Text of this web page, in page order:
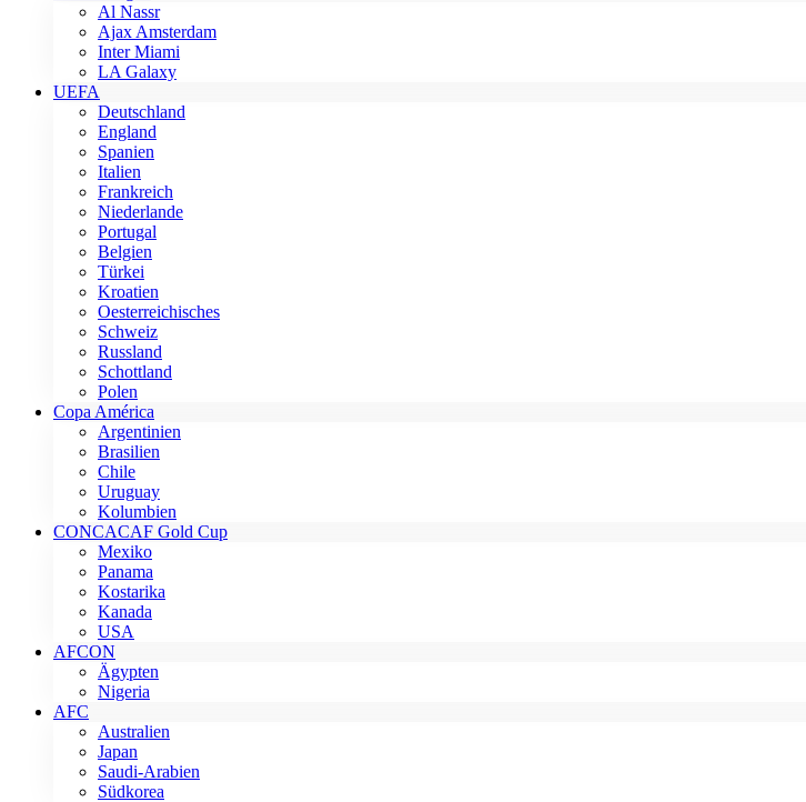
Al Nassr
Ajax Amsterdam
Inter Miami
LA Galaxy
UEFA
Deutschland
England
Spanien
Italien
Frankreich
Niederlande
Portugal
Belgien
Türkei
Kroatien
Oesterreichisches
Schweiz
Russland
Schottland
Polen
Copa América
Argentinien
Brasilien
Chile
Uruguay
Kolumbien
CONCACAF Gold Cup
Mexiko
Panama
Kostarika
Kanada
USA
AFCON
Ägypten
Nigeria
AFC
Australien
Japan
Saudi-Arabien
Südkorea